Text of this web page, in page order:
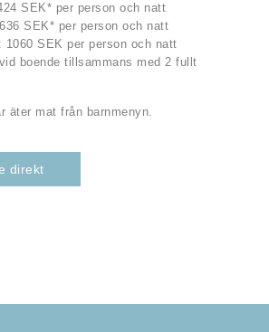
SEK* per person och natt
SEK* per person och natt
1060 SEK per person och natt
boende tillsammans med 2 fullt
äter mat från barnmenyn.
direkt